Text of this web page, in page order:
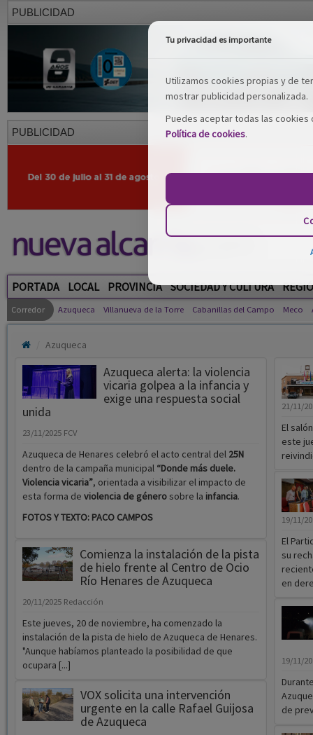
PUBLICIDAD
PUBLICIDAD
PORTADA LOCAL PROVINCIA SOCIEDAD Y CULTURA
Corredor Azuqueca Villanueva de la Torre Cabanillas del Campo Meco
Azuqueca
Azuqueca alerta: la violencia
vicaria golpea a la infancia y
exige una respuesta social
unida
23/11/2025 FCV
Azuqueca de Henares celebró el acto central del 25N
dentro de la campaña municipal “Donde más duele.
Violencia vicaria”, orientada a visibilizar el impacto de
esta forma de violencia de génerosobre la infancia.
FOTOS Y TEXTO: PACO CAMPOS
Comienza la instalación de la pista
de hielo frente al Centro de Ocio
Río Henares de Azuqueca
20/11/2025 Redacción
Este jueves, 20 de noviembre, ha comenzado la
instalación de la pista de hielo de Azuqueca de Henares.
"Aunque habíamos planteado la posibilidad de que
ocupara [...]
VOX solicita una intervención
urgente en la calle Rafael Guijosa
de Azuqueca
21/11/
El
este
19/11/
El
su
en
19/11/
de
Tu privacidad es importante
Utilizamos cookies propias y de
mostrar publicidad personalizada.
Puedes aceptar todas las
Política de cookies.